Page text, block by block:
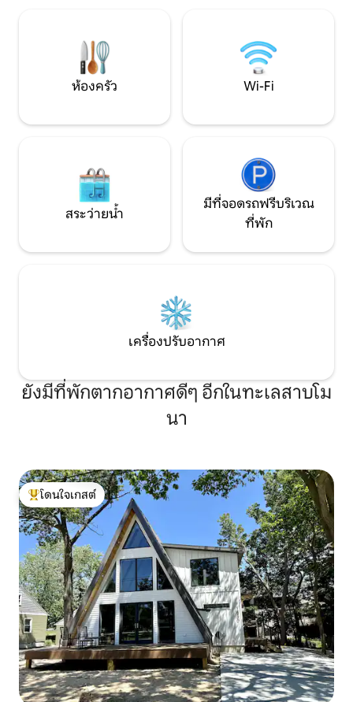
อาคารสั่งทำพร้อมเครื่องทำความร้อนซาว
น่า Harvia 😅 * ท่าเรือส่วนตัวที่บ้านและทาง
ลาดเรือสาธารณะห่างออกไป 6 นาที
ชายฝั่งทะเลสาบมิ
เหมาะสำหรับการ
แจ้งหรือการสังสร
ห้องครัว Wi-Fi
สระว่ายน้ำ
มีที่จอดรถฟรีบริเวณ
ที่พัก
เครื่องปรับอากาศ
ยังมีที่พักตากอากาศดีๆ อีกในทะเลสาบโม
นา
โดนใจเกสต์ที่สุด
โดนใจเกสต์